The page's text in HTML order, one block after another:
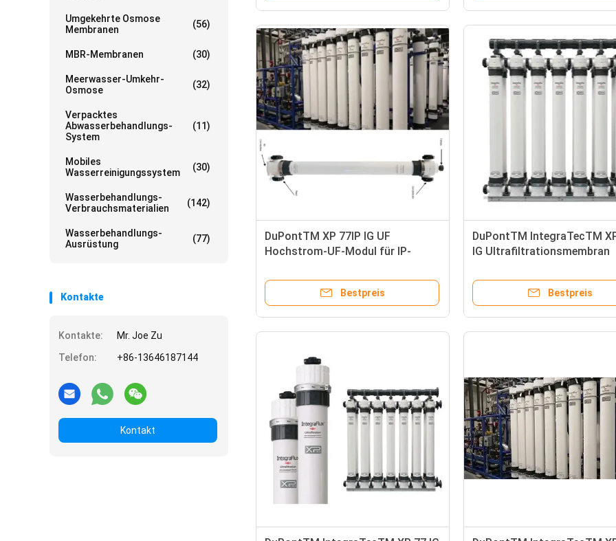
Umgekehrte Osmose
Membranen
(56)
MBR-Membranen (30)
Meerwasser-Umkehr-
Osmose
(32)
Verpacktes
Abwasserbehandlungs-
System
(11)
Mobiles
Wasserreinigungssystem
(30)
Wasserbehandlungs-
Verbrauchsmaterialien
(142)
Wasserbehandlungs-
Ausrüstung
(77)
Kontakte
Kontakte:
Mr. Joe Zu
Telefon:
+86-13646187144
Kontakt
DuPontTM XP 77IP IG UF
Hochstrom-UF-Modul für IP-
Bestpreis
DuPontTM IntegraTecTM
IG Ultrafiltrationsmembran
Bestpreis